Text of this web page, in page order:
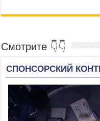
Смотрите 👇👇